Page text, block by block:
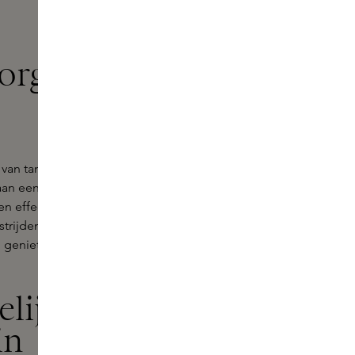
van
tandverzorging. Als
een gezonde, stralende
effectieve producten aan te
Ook voorziet Selahatin je
je van bijzondere